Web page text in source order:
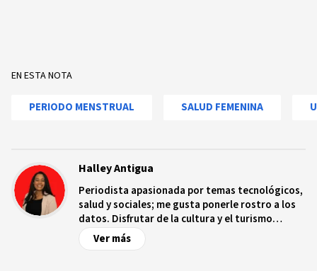
EN ESTA NOTA
PERIODO MENSTRUAL SALUD FEMENINA
Halley Antigua
Periodista apasionada por temas tecnológicos,
salud y sociales; me gusta ponerle rostro a los
datos. Disfrutar de la cultura y el turismo
ecológico.
Ver más